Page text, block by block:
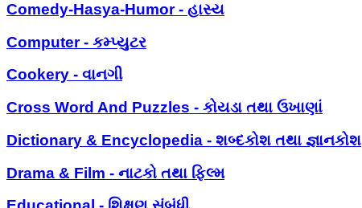
Comedy-Hasya-Humor - હાસ્ય
Computer - કમ્પ્યુટર
Cookery - વાનગી
Cross Word And Puzzles - કોયડા તથા ઉખાણાં
Dictionary & Encyclopedia - શબ્દકોશ તથા જ્ઞાનકોશ
Drama & Film - નાટકો તથા ફિલ્મ